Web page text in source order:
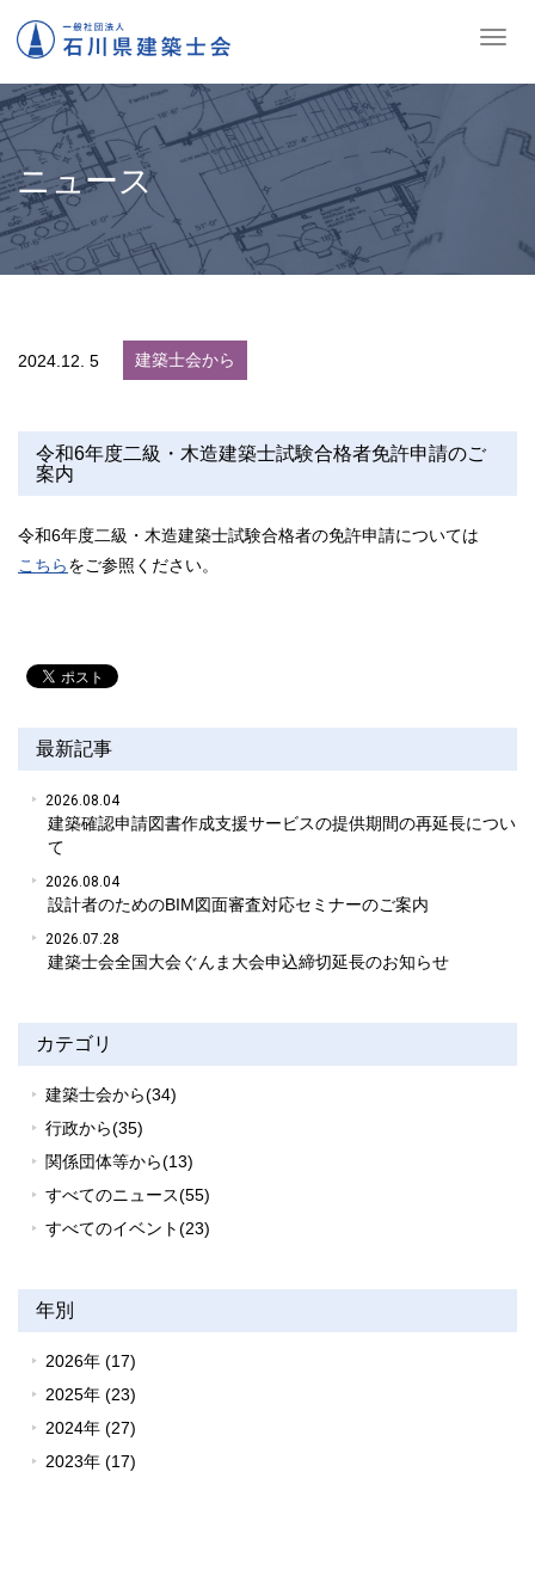
ナ
ゲ
シ
ョ
ニュース
2024. 12. 5 建築士会から
令和6年度二級・木造建築士試験合格者免許申請のご
案内
令和6年度二級・木造建築士試験合格者の免許申請については
こちらをご参照ください。
最新記事
2026.08.04
建築確認申請図書作成支援サービスの提供期間の再延長につい
て
2026.08.04
設計者のためのBIM図面審査対応セミナーのご案内
2026.07.28
建築士会全国大会ぐんま大会申込締切延長のお知らせ
カテゴリ
建築士会から(34)
行政から(35)
関係団体等から(13)
すべてのニュース(55)
すべてのイベント(23)
年別
2026年 (17)
2025年 (23)
2024年 (27)
2023年 (17)